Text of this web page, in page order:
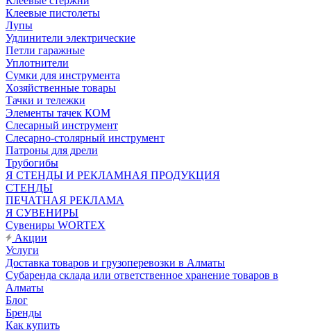
Клеевые пистолеты
Лупы
Удлинители электрические
Петли гаражные
Уплотнители
Сумки для инструмента
Хозяйственные товары
Тачки и тележки
Элементы тачек КОМ
Слесарный инструмент
Слесарно-столярный инструмент
Патроны для дрели
Трубогибы
Я СТЕНДЫ И РЕКЛАМНАЯ ПРОДУКЦИЯ
СТЕНДЫ
ПЕЧАТНАЯ РЕКЛАМА
Я СУВЕНИРЫ
Сувениры WORTEX
Акции
Услуги
Доставка товаров и грузоперевозки в Алматы
Субаренда склада или ответственное хранение товаров в
Алматы
Блог
Бренды
Как купить